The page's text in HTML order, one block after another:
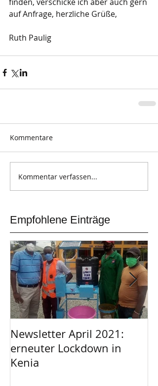
auf Anfrage, herzliche Grüße,
Ruth Paulig
Kommentare
Kommentar verfassen...
Empfohlene Einträge
Newsletter April 2021:
erneuter Lockdown in
Kenia